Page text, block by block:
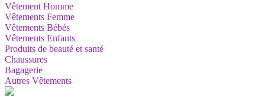
Vêtement Homme
Vêtements Femme
Vêtements Bébés
Vêtements Enfants
Produits de beauté et santé
Chaussures
Bagagerie
Autres Vêtements